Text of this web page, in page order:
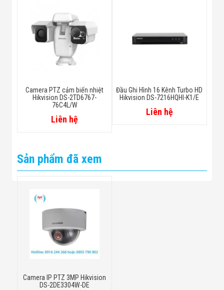
Camera PTZ cảm biến nhiệt
Hikvision DS-2TD6767-
76C4L/W
Liên hệ
Đầu Ghi Hình 16 Kênh Turbo HD
Hikvision DS-7216HQHI-K1/E
Liên hệ
Sản phẩm đã xem
Camera IP PTZ 3MP Hikvision
DS-2DE3304W-DE